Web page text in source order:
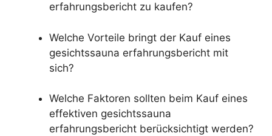
erfahrungsbericht zu kaufen?
Welche Vorteile bringt der Kauf eines
gesichtssauna erfahrungsbericht mit
sich?
Welche Faktoren sollten beim Kauf eines
effektiven gesichtssauna
erfahrungsbericht berücksichtigt werden?